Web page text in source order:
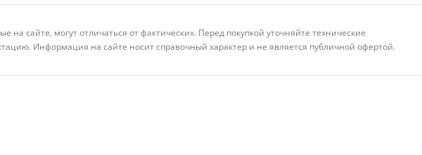
на сайте, могут отличаться от фактических. Перед покупкой уточняйте технические
Информация на сайте носит справочный характер и не является публичной офертой.